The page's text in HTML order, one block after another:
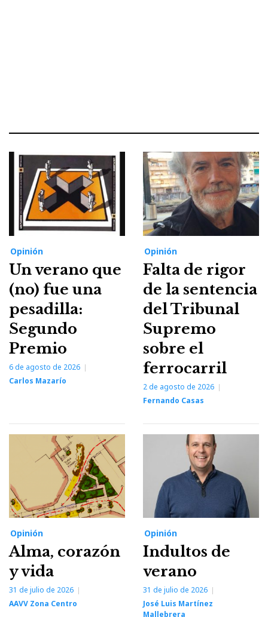
Opinión
Un verano que
(no) fue una
pesadilla:
Segundo
Premio
6 de agosto de 2026
Carlos Mazarío
Opinión
Falta de rigor
de la sentencia
del Tribunal
Supremo
sobre el
ferrocarril
2 de agosto de 2026
Fernando Casas
Opinión
Alma, corazón
y vida
31 de julio de 2026
AAVV Zona Centro
Opinión
Indultos de
verano
31 de julio de 2026
José Luis Martínez
Mallebrera